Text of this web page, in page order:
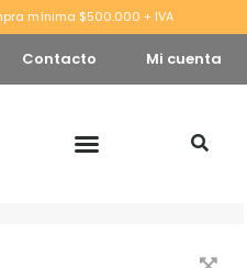
mínima $500.000 + IVA
Contacto Mi cuenta